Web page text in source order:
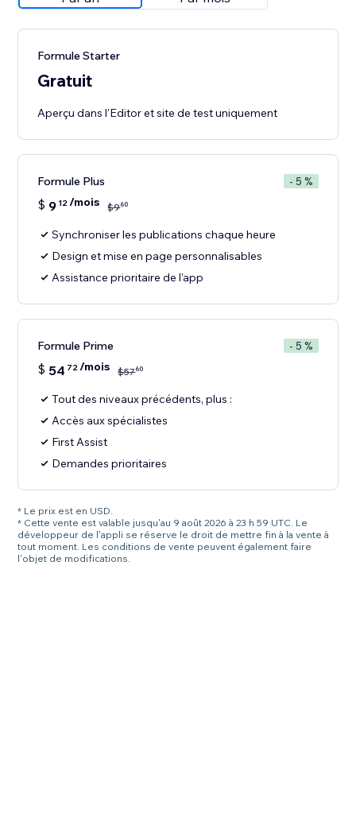
Formule Starter
Gratuit
Aperçu dans l'Editor et site de test uniquement
Formule Plus - 5 %
$ 9 12/mois $960
Synchroniser les publications chaque heure
Design et mise en page personnalisables
Assistance prioritaire de l'app
Formule Prime - 5 %
$ 54 72/mois $5760
Tout des niveaux précédents, plus :
Accès aux spécialistes
First Assist
Demandes prioritaires
* Le prix est en USD.
* Cette vente est valable jusqu'au 9 août 2026 à 23 h 59 UTC. Le
développeur de l'appli se réserve le droit de mettre fin à la vente à
tout moment. Les conditions de vente peuvent également faire
l'objet de modifications.